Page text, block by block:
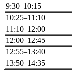
9:30–10:15
10:25–11:10
11:10–12:00
12:00–12:45
12:55–13:40
13:50–14:35